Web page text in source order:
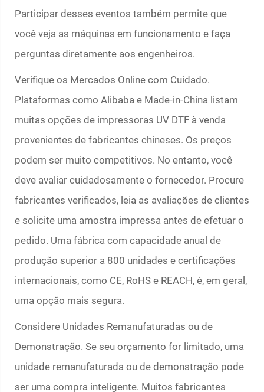
Participar desses eventos também permite que
você veja as máquinas em funcionamento e faça
perguntas diretamente aos engenheiros.
Verifique os Mercados Online com Cuidado.
Plataformas como Alibaba e Made-in-China listam
muitas opções de impressoras UV DTF à venda
provenientes de fabricantes chineses. Os preços
podem ser muito competitivos. No entanto, você
deve avaliar cuidadosamente o fornecedor. Procure
fabricantes verificados, leia as avaliações de clientes
e solicite uma amostra impressa antes de efetuar o
pedido. Uma fábrica com capacidade anual de
produção superior a 800 unidades e certificações
internacionais, como CE, RoHS e REACH, é, em geral,
uma opção mais segura.
Considere Unidades Remanufaturadas ou de
Demonstração. Se seu orçamento for limitado, uma
unidade remanufaturada ou de demonstração pode
ser uma compra inteligente. Muitos fabricantes